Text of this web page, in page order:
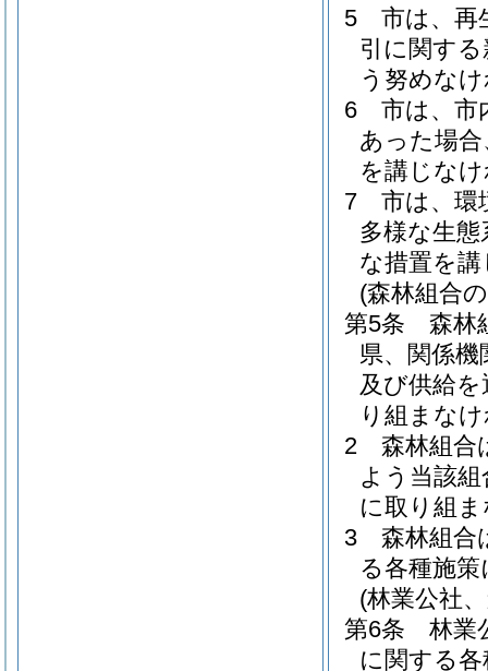
5
市は、再
引に関す
う努めな
6
市は、市
あった場
を講じな
7
市は、環
多様な生
な措置を
(森林組合
第5条
森林
県、関係
及び供給
り組まな
2
森林組合
よう当該
に取り組
3
森林組合
る各種施
(林業公社
第6条
林業
に関する